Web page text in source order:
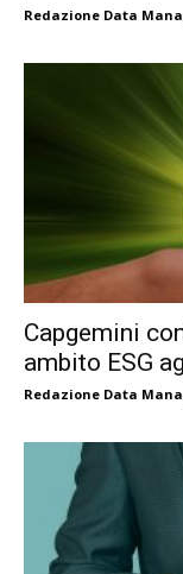
Redazione Data
Capgemini
ambito ESG
Redazione Data